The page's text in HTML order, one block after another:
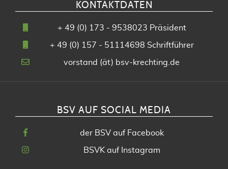
KONTAKTDATEN
+ 49 (0) 173 - 9538023 Präsident
+ 49 (0) 157 - 51114698 Schriftführer
vorstand (ät) bsv-krechting.de
BSV AUF SOCIAL MEDIA
der BSV auf Facebook
BSVK auf Instagram